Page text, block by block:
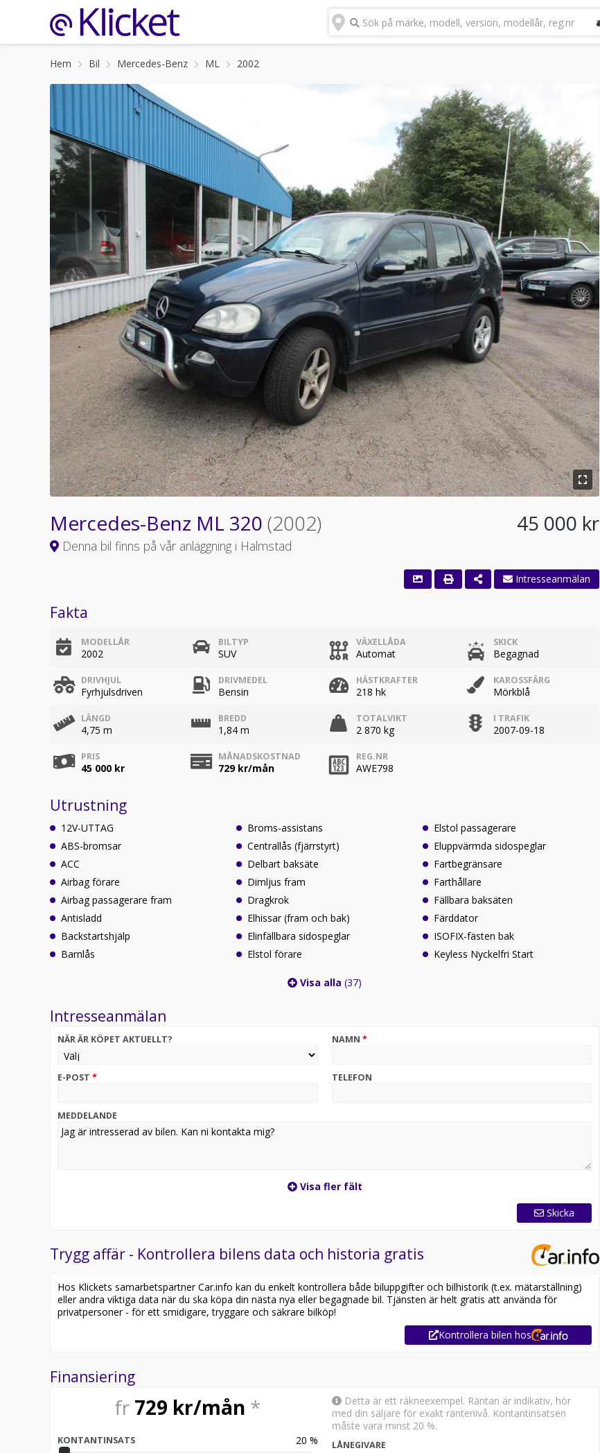
Sök på märke, modell, version, modellår, reg.nr
Hem Bil Mercedes-Benz ML 2002
Mercedes-Benz ML 320 (2002)
Denna bil finns på vår anläggning i Halmstad
45 000 kr
Intresseanmälan
Fakta
MODELLÅR
2002
BILTYP
SUV
VÄXELLÅDA
Automat
SKICK
Begagnad
DRIVHJUL
Fyrhjulsdriven
DRIVMEDEL
Bensin
HÄSTKRAFTER
218 hk
KAROSSFÄRG
Mörkblå
LÄNGD
4,75 m
BREDD
1,84 m
TOTALVIKT
2 870 kg
I TRAFIK
2007-09-18
PRIS
45 000 kr
MÅNADSKOSTNAD
729kr/mån
REG.NR
AWE798
Utrustning
12V-UTTAG
ABS-bromsar
ACC
Airbag förare
Airbag passagerare fram
Antisladd
Backstartshjälp
Barnlås
Broms-assistans
Centrallås (fjärrstyrt)
Delbart baksäte
Dimljus fram
Dragkrok
Elhissar (fram och bak)
Elinfällbara sidospeglar
Elstol förare
Elstol passagerare
Eluppvärmda sidospeglar
Fartbegränsare
Farthållare
Fällbara baksäten
Färddator
ISOFIX-fästen bak
Keyless Nyckelfri Start
Visa alla(37)
Intresseanmälan
NÄR ÄR KÖPET AKTUELLT? NAMN *
E-POST * TELEFON
MEDDELANDE
Visa fler fält
Skicka
Trygg affär - Kontrollera bilens data och historia gratis
Hos Klickets samarbetspartner Car.info kan du enkelt kontrollera både biluppgifter och bilhistorik (t.ex. mätarställning)
eller andra viktiga data när du ska köpa din nästa nya eller begagnade bil. Tjänsten är helt gratis att använda för
privatpersoner - för ett smidigare, tryggare och säkrare bilköp!
Kontrollera bilen hos
Finansiering
fr 729 kr/mån *
KONTANTINSATS 20 %
Detta är ett räkneexempel. Räntan är indikativ, hör
med din säljare för exakt räntenivå. Kontantinsatsen
måste vara minst 20 %.
LÅNEGIVARE